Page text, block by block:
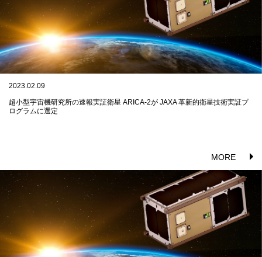
2023.02.09
超小型宇宙機研究所の速報実証衛星 ARICA-2が JAXA 革新的衛星技術実証プ
ログラムに選定
MORE